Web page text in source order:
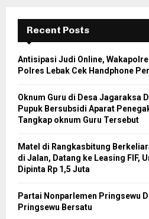
Recent Posts
Antisipasi Judi Online,
Polres Lebak Cek Handphone
Oknum Guru di Desa Jagaraksa
Pupuk Bersubsidi Aparat
Tangkap oknum Guru Tersebut
Matel di Rangkasbitung
di Jalan, Datang ke Leasing FIF,
Dipinta Rp 1,5 Juta
Partai Nonparlemen Pringsewu
Pringsewu Bersatu